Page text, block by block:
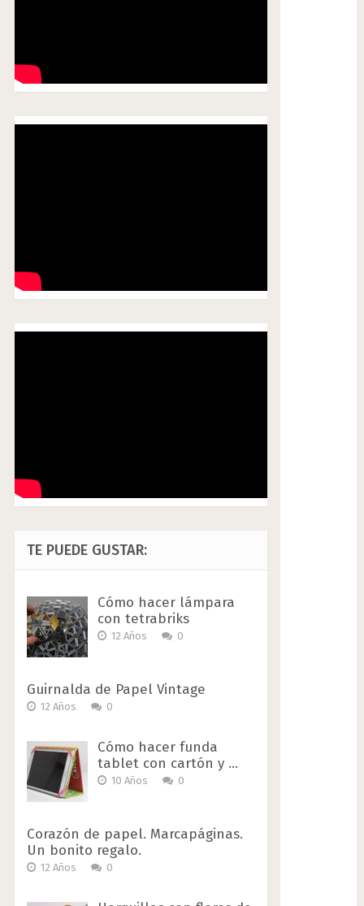
TE PUEDE GUSTAR:
Cómo hacer lámpara
con tetrabriks
12 Años 0
Guirnalda de Papel Vintage
12 Años 0
Cómo hacer funda
tablet con cartón y …
10 Años 0
Corazón de papel. Marcapáginas.
Un bonito regalo.
12 Años 0